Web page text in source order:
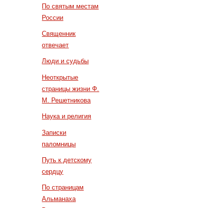
По святым местам
России
Священник
отвечает
Люди и судьбы
Неоткрытые
страницы жизни Ф.
М. Решетникова
Наука и религия
Записки
паломницы
Путь к детскому
сердцу
По страницам
Альманаха